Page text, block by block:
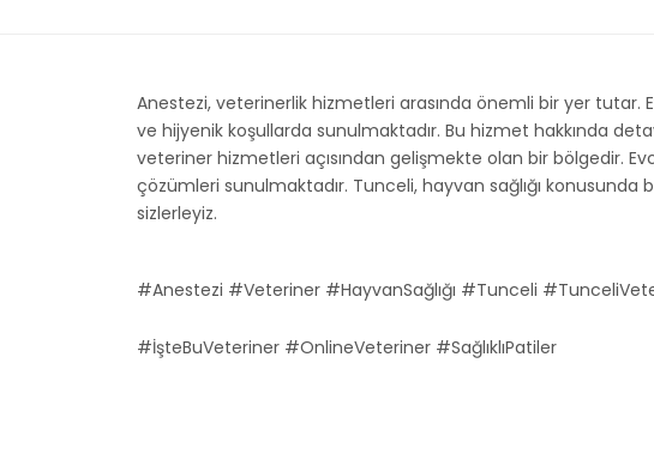
Anestezi, veterinerlik hizmetleri arasında önemli bir yer
ve hijyenik koşullarda sunulmaktadır. Bu hizmet hakkında
veteriner hizmetleri açısından gelişmekte olan bir bölgedir.
çözümleri sunulmaktadır. Tunceli, hayvan sağlığı
sizlerleyiz.
#Anestezi #Veteriner #HayvanSağlığı #Tunceli
#İşteBuVeteriner #OnlineVeteriner #SağlıklıPatiler